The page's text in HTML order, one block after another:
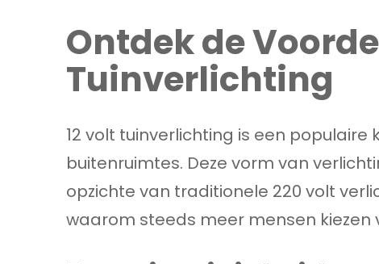
Ontdek de
Tuinverlichting
12 volt tuinverlichting is een
buitenruimtes. Deze vorm van
opzichte van traditionele 220 volt
waarom steeds meer mensen kiezen